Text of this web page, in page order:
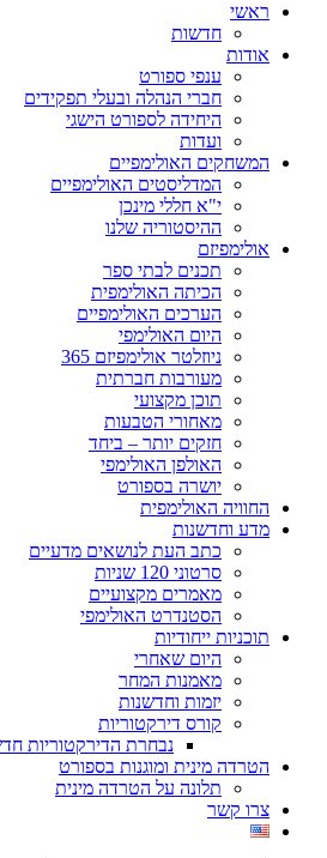
ראשי
חדשות
אודות
ענפי ספורט
חברי הנהלה ובעלי תפקידים
היחידה לספורט הישגי
ועדות
המשחקים האולימפיים
המדליסטים האולימפיים
י"א חללי מינכן
ההיסטוריה שלנו
אולימפיזם
תכנים לבתי ספר
הכיתה האולימפית
הערכים האולימפיים
היום האולימפי
ניוזלטר אולימפיזם 365
מעורבות חברתית
תוכן מקצועי
מאחורי הטבעות
חזקים יותר – ביחד
האולפן האולימפי
יושרה בספורט
החוויה האולימפית
מדע וחדשנות
כתב העת לנושאים מדעיים
סרטוני 120 שניות
מאמרים מקצועיים
הסטנדרט האולימפי
תוכניות ייחודיות
היום שאחרי
מאמנות המחר
יזמות וחדשנות
קורס דירקטוריות
נבחרת הדירקטוריות חדש
הטרדה מינית ומוגנות בספורט
תלונה על הטרדה מינית
צרו קשר